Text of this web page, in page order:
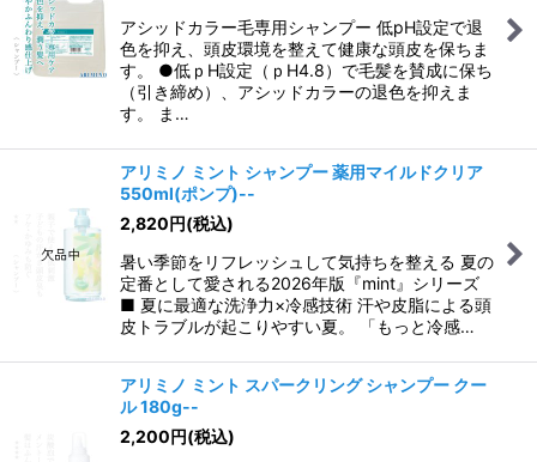
アシッドカラー毛専用シャンプー 低pH設定で退
色を抑え、頭皮環境を整えて健康な頭皮を保ちま
す。 ●低ｐH設定（ｐH4.8）で毛髪を賛成に保ち
（引き締め）、アシッドカラーの退色を抑えま
す。 ま…
アリミノ ミント シャンプー 薬用マイルドクリア
550ml(ポンプ)--
2,820円(税込)
暑い季節をリフレッシュして気持ちを整える 夏の
定番として愛される2026年版『mint』シリーズ
■ 夏に最適な洗浄力×冷感技術 汗や皮脂による頭
皮トラブルが起こりやすい夏。 「もっと冷感…
アリミノ ミント スパークリング シャンプー クー
ル 180g--
2,200円(税込)